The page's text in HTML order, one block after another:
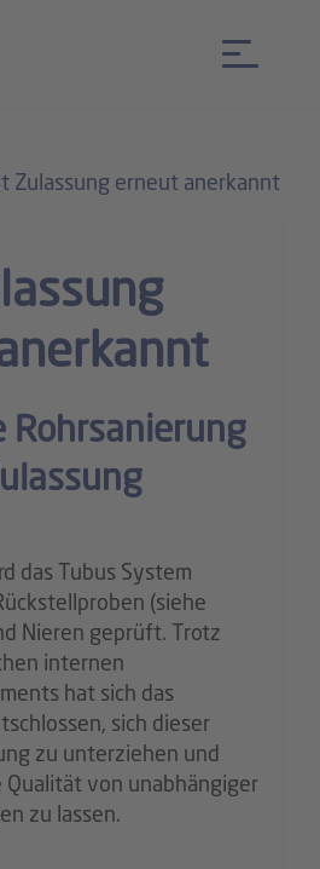
Zulassung erneut anerkannt
Rohrsanierung
das Tubus System
(siehe
Nieren geprüft. Trotz
internen
hat sich das
sich dieser
zu unterziehen und
Qualität von unabhängiger
zu lassen.